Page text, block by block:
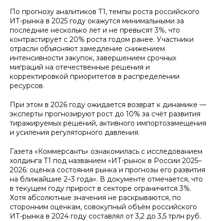
По прогнозу аналитиков T1, темпы роста российского
ИТ-рынка в 2025 году окажутся минимальными за
последние несколько лет и не превысят 3%, что
контрастирует с 20% роста годом ранее. Участники
отрасли объясняют замедление снижением
интенсивности закупок, завершением срочных
миграций на отечественные решения и
корректировкой приоритетов в распределении
ресурсов.
При этом в 2026 году ожидается возврат к динамике —
эксперты прогнозируют рост до 10% за счёт развития
тиражируемых решений, активного импортозамещения
и усиления регуляторного давления.
Газета «Коммерсантъ» ознакомилась с исследованием
холдинга T1 под названием «ИТ-рынок в России 2025–
2026: оценка состояния рынка и прогнозы его развития
на ближайшие 2–3 года». В документе отмечается, что
в текущем году прирост в секторе ограничится 3%.
Хотя абсолютные значения не раскрываются, по
сторонним оценкам, совокупный объём российского
ИТ-рынка в 2024 году составлял от 3,2 до 3,5 трлн руб.